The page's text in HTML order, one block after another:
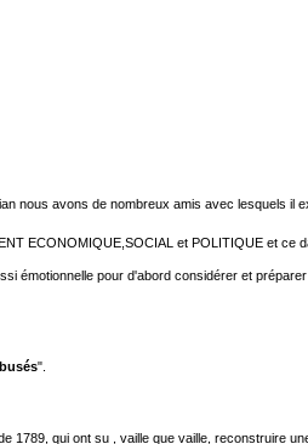
nous avons de nombreux amis avec lesquels il
ECONOMIQUE,SOCIAL et POLITIQUE et ce
émotionnelle pour d'abord considérer et
".
qui ont su , vaille que vaille, reconstruire